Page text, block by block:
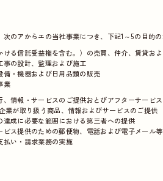
のアからエの当社事業につき、下記1～5の目的の
る信託受益権を含む。）の売買、仲介、賃貸お
事の設計、監理および施工
備・機器および日用品類の販売
業
情報・サービスのご提供おとびアフターサービ
業が取り扱う商品、情報およびサービスのご提供
成に必要な範囲における第三者への提供
ス提供のための郵便物、電話および電子メール
い・請求業務の実施